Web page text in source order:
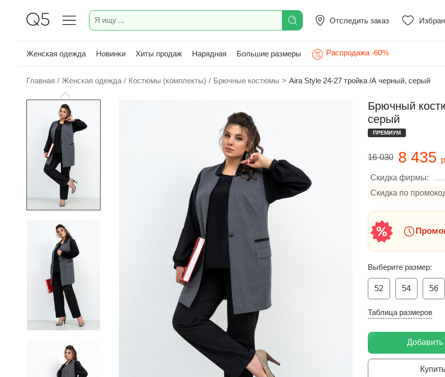
Отследить заказ
Женская одежда Новинки Хиты продаж Нарядная Большие размеры Распродажа -60%
Главная / Женская одежда / Костюмы (комплекты) / Брючные костюмы > Aira Style 24-27 тройка /А черный, серый
Брючный
серый
ПРЕМИУМ
16 030 8 435
Скидка фирмы:
Скидка по
Выберите размер:
52 54 56
Таблица размеров
Добавить